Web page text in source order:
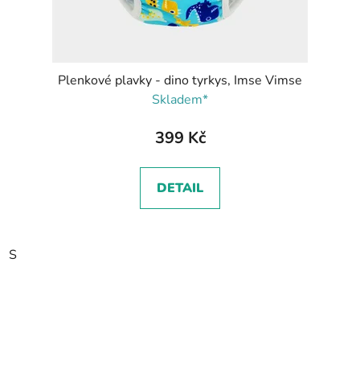
Plenkové plavky - dino tyrkys, Imse Vimse
Skladem*
399 Kč
DETAIL
S